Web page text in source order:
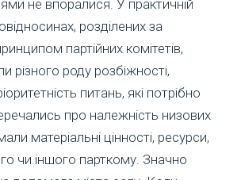
не впоралися. У практичній
розділених за
партійних комітетів,
різного роду розбіжності,
питань, які потрібно
про належність низових
матеріальні цінності, ресурси,
чи іншого парткому. Значно